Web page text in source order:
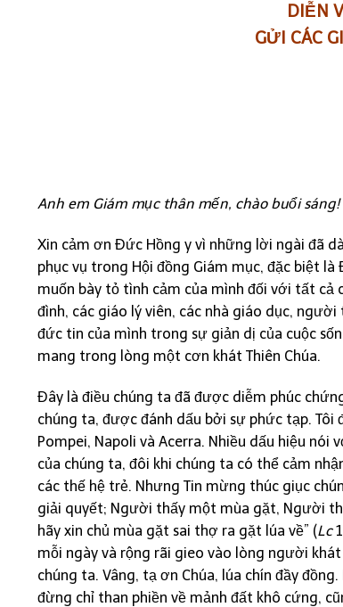
DIỄN
GỬI CÁC
Anh em Giám mục thân mến, chào buổi sáng!
Xin cảm ơn Đức Hồng y vì những lời ngài đã
phục vụ trong Hội đồng Giám mục, đặc biệt
muốn bày tỏ tình cảm của mình đối với tất cả
đình, các giáo lý viên, các nhà giáo dục,
đức tin của mình trong sự giản dị của cuộc
mang trong lòng một cơn khát Thiên Chúa.
Đây là điều chúng ta đã được diễm phúc
chúng ta, được đánh dấu bởi sự phức tạp.
Pompei, Napoli và Acerra. Nhiều dấu hiệu
của chúng ta, đôi khi chúng ta có thể cảm
các thế hệ trẻ. Nhưng Tin mừng thúc giục
giải quyết; Người thấy một mùa gặt, Người
hãy xin chủ mùa gặt sai thợ ra gặt lúa về” (Lc
mỗi ngày và rộng rãi gieo vào lòng người
chúng ta. Vâng, tạ ơn Chúa, lúa chín đầy
đừng chỉ than phiền về mảnh đất khô cứng,